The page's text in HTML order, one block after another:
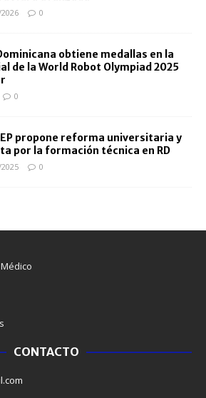
0
obtiene medallas en la
de la World Robot Olympiad 2025
0
propone reforma universitaria y
por la formación técnica en RD
0
CONTACTO